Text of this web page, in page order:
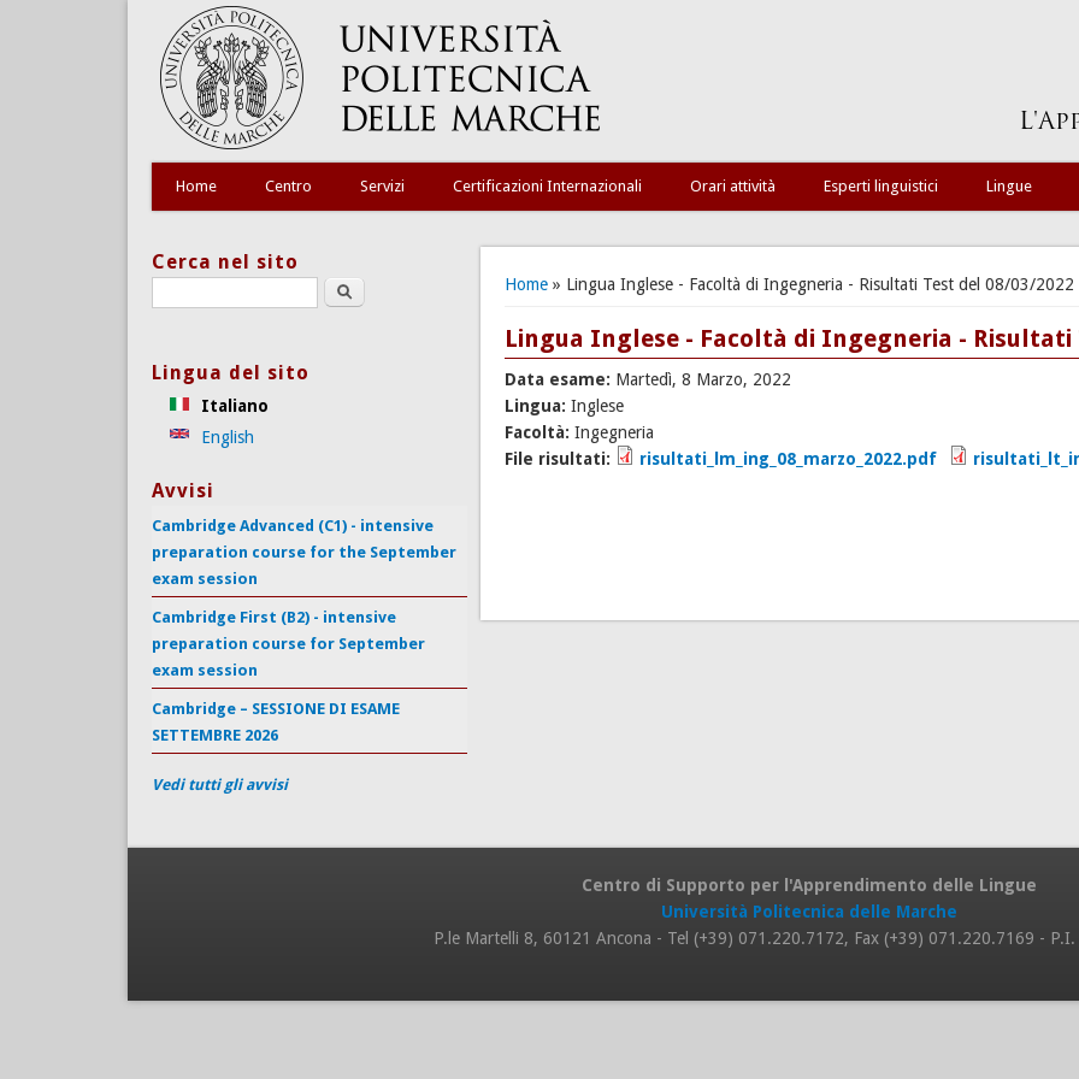
Home Centro Servizi Certificazioni Internazionali Orari attività Esperti linguistici Lingue
Tu sei qui
Home» Lingua Inglese - Facoltà di Ingegneria - Risultati Test del 08/03/2022
Lingua Inglese - Facoltà di Ingegneria - Risultati
Data esame: Martedì, 8 Marzo, 2022
Lingua: Inglese
Facoltà: Ingegneria
File risultati:
risultati_lm_ing_08_marzo_2022.pdf
Cerca nel sito
Search this site
Lingua del sito
Italiano
English
Avvisi
Cambridge Advanced (C1) - intensive
preparation course for the September
exam session
Cambridge First (B2) - intensive
preparation course for September
exam session
Cambridge – SESSIONE DI ESAME
SETTEMBRE 2026
Vedi tutti gli avvisi
Centro di Supporto per l'Apprendimento delle Lingue
Università Politecnica delle Marche
P.le Martelli 8, 60121 Ancona - Tel (+39) 071.220.7172, Fax (+39) 071.220.7169 -